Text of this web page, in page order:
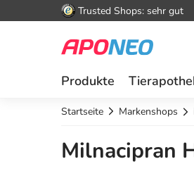
Trusted Shops: sehr gut
Produkte
Startseite Markenshops
Milnacipran